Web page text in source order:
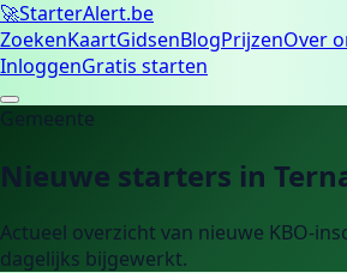
🚀StarterAlert.be
ZoekenKaartGidsenBlogPrijzenOver
InloggenGratis starten
Gemeente
Nieuwe starters in
Actueel overzicht van nieuwe KBO-
dagelijks bijgewerkt.